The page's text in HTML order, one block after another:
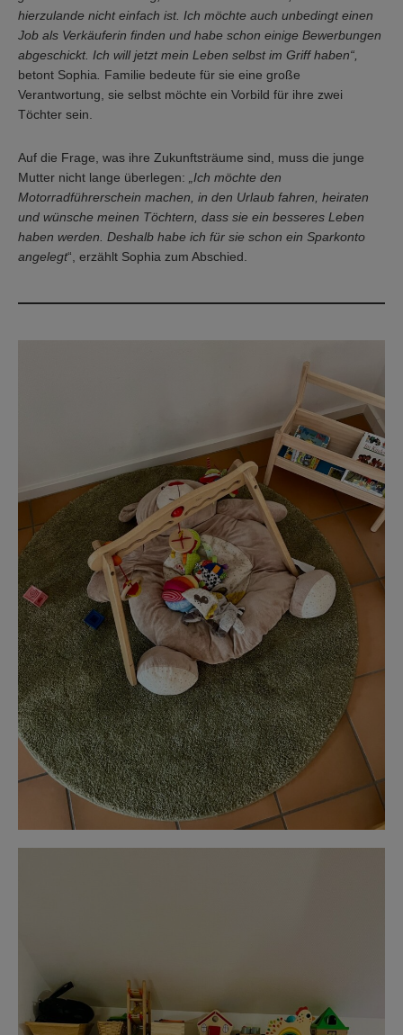
hierzulande nicht einfach ist. Ich möchte auch unbedingt einen
Job als Verkäuferin finden und habe schon einige Bewerbungen
abgeschickt. Ich will jetzt mein Leben selbst im Griff haben“,
betont Sophia. Familie bedeute für sie eine große
Verantwortung, sie selbst möchte ein Vorbild für ihre zwei
Töchter sein.
Auf die Frage, was ihre Zukunftsträume sind, muss die junge
Mutter nicht lange überlegen:
„Ich möchte den
Motorradführerschein machen, in den Urlaub fahren, heiraten
und wünsche meinen Töchtern, dass sie ein besseres Leben
haben werden. Deshalb habe ich für sie schon ein Sparkonto
angelegt“, erzählt Sophia zum Abschied.